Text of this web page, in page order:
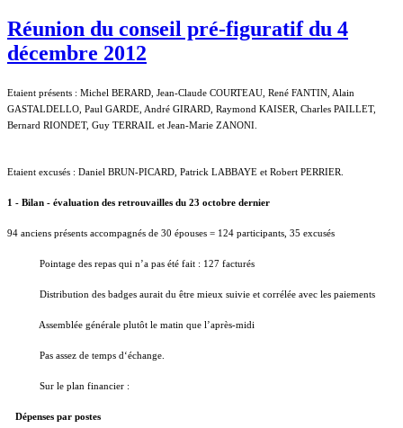
Réunion du conseil pré-figuratif du 4
décembre 2012
Etaient présents : Michel BERARD, Jean-Claude COURTEAU, René FANTIN, Alain
GASTALDELLO, Paul GARDE, André GIRARD, Raymond KAISER, Charles PAILLET,
Bernard RIONDET, Guy TERRAIL et Jean-Marie ZANONI.
Etaient excusés : Daniel BRUN-PICARD, Patrick LABBAYE et Robert PERRIER.
1 - Bilan - évaluation des retrouvailles du 23 octobre dernier
94 anciens présents accompagnés de 30 épouses = 124 participants, 35 excusés
Pointage des repas qui n’a pas été fait : 127 facturés
Distribution des badges aurait du être mieux suivie et corrélée avec les paiements
Assemblée générale plutôt le matin que l’après-midi
Pas assez de temps d‘échange.
Sur le plan financier :
Dépenses par postes